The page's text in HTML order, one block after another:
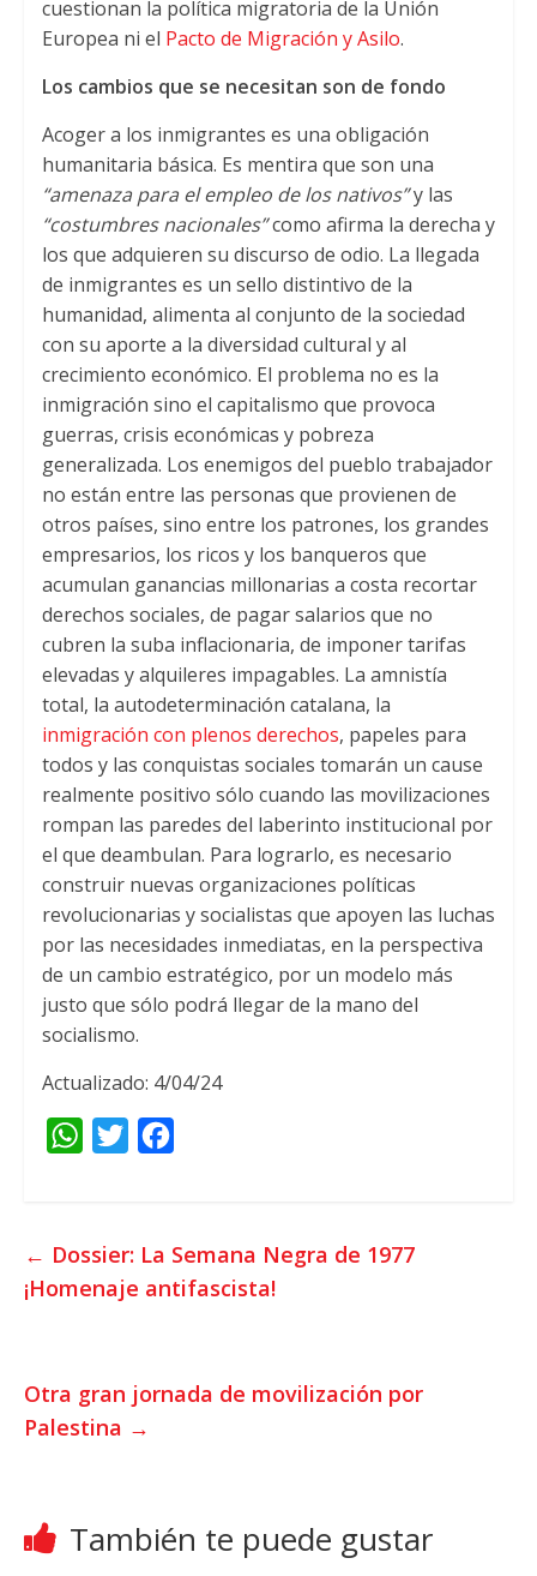
cuestionan la política migratoria de la Unión
Europea ni el Pacto de Migración y Asilo.
Los cambios que se necesitan son de fondo
Acoger a los inmigrantes es una obligación
humanitaria básica. Es mentira que son una
“amenaza para el empleo de los nativos”y las
“costumbres nacionales”como afirma la derecha y
los que adquieren su discurso de odio. La llegada
de inmigrantes es un sello distintivo de la
humanidad, alimenta al conjunto de la sociedad
con su aporte a la diversidad cultural y al
crecimiento económico. El problema no es la
inmigración sino el capitalismo que provoca
guerras, crisis económicas y pobreza
generalizada. Los enemigos del pueblo trabajador
no están entre las personas que provienen de
otros países, sino entre los patrones, los grandes
empresarios, los ricos y los banqueros que
acumulan ganancias millonarias a costa recortar
derechos sociales, de pagar salarios que no
cubren la suba inflacionaria, de imponer tarifas
elevadas y alquileres impagables. La amnistía
total, la autodeterminación catalana, la
inmigración con plenos derechos, papeles para
todos y las conquistas sociales tomarán un cause
realmente positivo sólo cuando las movilizaciones
rompan las paredes del laberinto institucional por
el que deambulan. Para lograrlo, es necesario
construir nuevas organizaciones políticas
revolucionarias y socialistas que apoyen las luchas
por las necesidades inmediatas, en la perspectiva
de un cambio estratégico, por un modelo más
justo que sólo podrá llegar de la mano del
socialismo.
Actualizado: 4/04/24
W
s
p
t
e
b
k
← Dossier: La Semana Negra de 1977
¡Homenaje antifascista!
Otra gran jornada de movilización por
Palestina →
También te puede gustar